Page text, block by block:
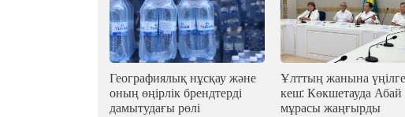
Географиялық нұсқау және
оның өңірлік брендтерді
дамытудағы рөлі
Ұлттың жанына
кеш: Көкшетауда Абай
мұрасы жаңғырды